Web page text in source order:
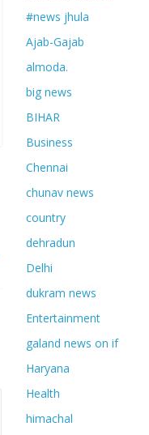
#news jhula
Ajab-Gajab
almoda.
big news
BIHAR
Business
Chennai
chunav news
country
dehradun
Delhi
dukram news
Entertainment
galand news on if
Haryana
Health
himachal